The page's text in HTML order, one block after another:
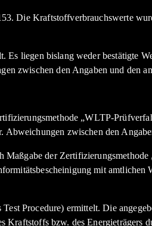
Die Kraftstoffverbrauchswerte
liegen bislang weder bestätigte
zwischen den Angaben und den
„WLTP-
zwischen den
der
mit amtlichen
Procedure) ermittelt. Die
bzw. des Energieträgers